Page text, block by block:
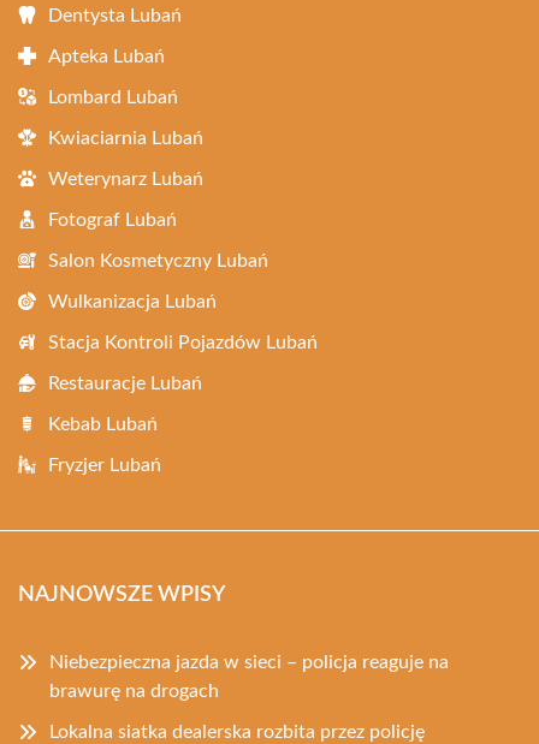
Dentysta Lubań
Apteka Lubań
Lombard Lubań
Kwiaciarnia Lubań
Weterynarz Lubań
Fotograf Lubań
Salon Kosmetyczny Lubań
Wulkanizacja Lubań
Stacja Kontroli Pojazdów Lubań
Restauracje Lubań
Kebab Lubań
Fryzjer Lubań
NAJNOWSZE WPISY
Niebezpieczna jazda w sieci – policja reaguje na
brawurę na drogach
Lokalna siatka dealerska rozbita przez policję